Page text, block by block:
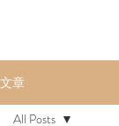
文章
All Posts